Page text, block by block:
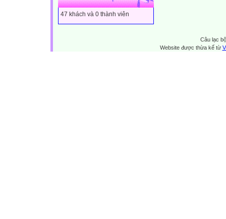
47 khách và 0 thành viên
Câu lạc
Website được thừa kế từ